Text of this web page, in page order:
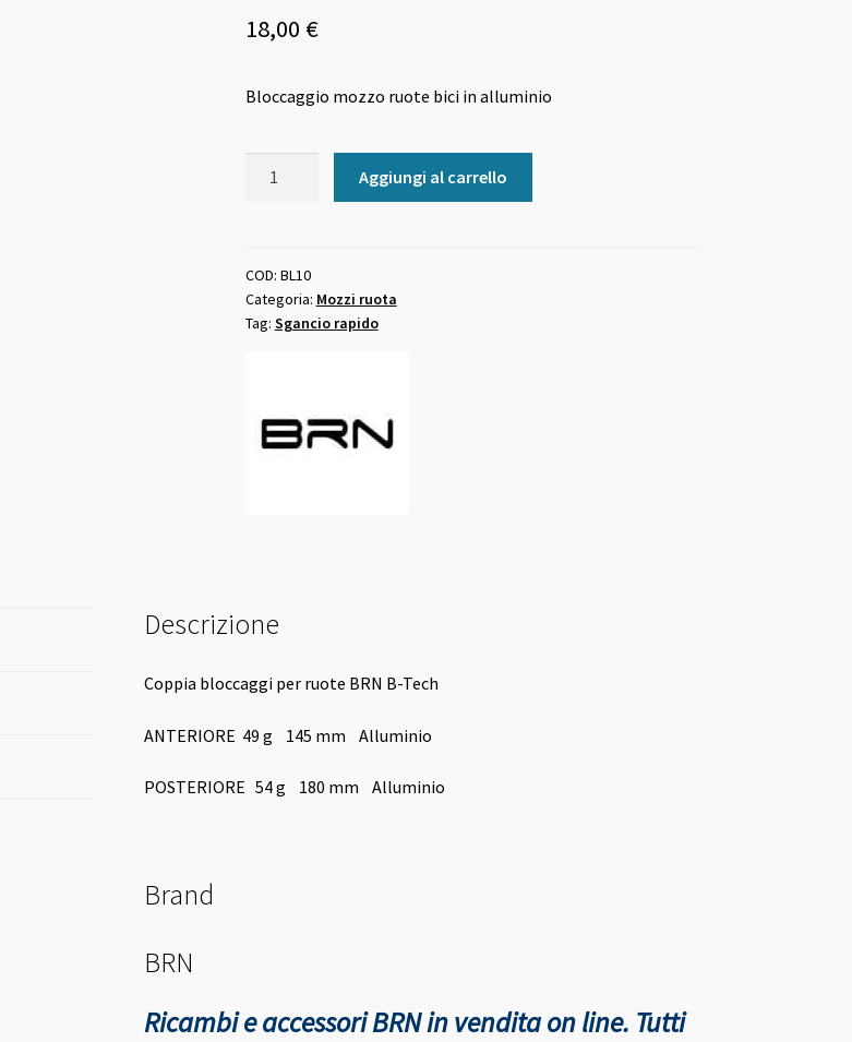
18,00 €
Bloccaggio mozzo ruote bici in alluminio
in
alluminio
quantità
Aggiungi al carrello
COD: BL10
Categoria: Mozzi ruota
Tag: Sgancio rapido
Descrizione
Coppia bloccaggi per ruote BRN B-Tech
ANTERIORE 49 g 145 mm Alluminio
POSTERIORE 54 g 180 mm Alluminio
Brand
BRN
Ricambi e accessori BRN in vendita on line. Tutti